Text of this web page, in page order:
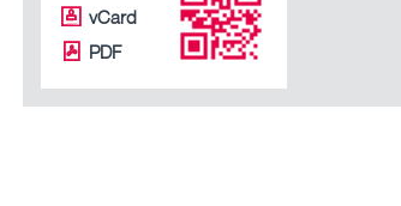
vCard
PDF